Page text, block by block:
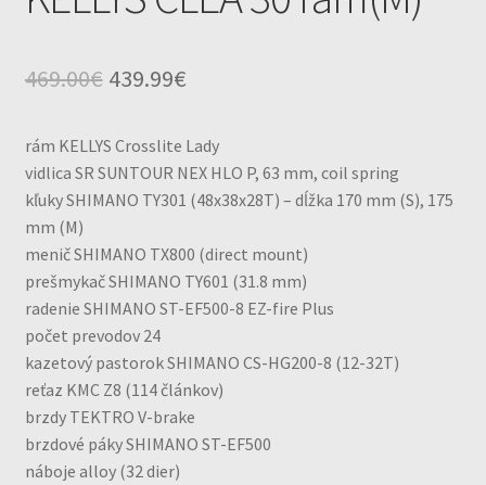
469.00€ Original
was:
469.00€.
439.99€Current
is:
439.99€.
rám KELLYS Crosslite Lady
vidlica SR SUNTOUR NEX HLO P, 63 mm, coil spring
kľuky SHIMANO TY301 (48x38x28T) – dĺžka 170 mm (S), 175
mm (M)
menič SHIMANO TX800 (direct mount)
prešmykač SHIMANO TY601 (31.8 mm)
radenie SHIMANO ST-EF500-8 EZ-fire Plus
počet prevodov 24
kazetový pastorok SHIMANO CS-HG200-8 (12-32T)
reťaz KMC Z8 (114 článkov)
brzdy TEKTRO V-brake
brzdové páky SHIMANO ST-EF500
náboje alloy (32 dier)